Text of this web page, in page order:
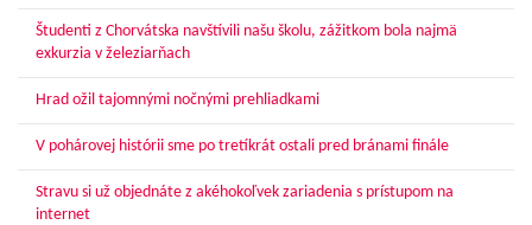
Študenti z Chorvátska navštívili našu školu, zážitkom bola najmä
exkurzia v železiarňach
Hrad ožil tajomnými nočnými prehliadkami
V pohárovej histórii sme po tretíkrát ostali pred bránami finále
Stravu si už objednáte z akéhokoľvek zariadenia s prístupom na
internet